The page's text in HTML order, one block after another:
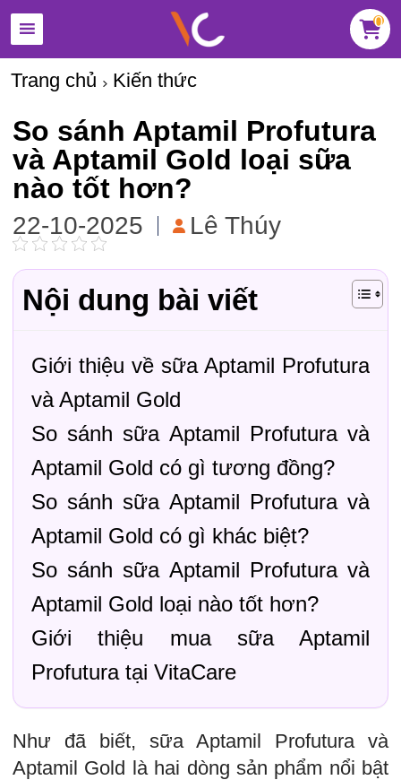
0
Trang chủ Kiến thức
So sánh Aptamil Profutura
và Aptamil Gold loại sữa
nào tốt hơn?
22-10-2025 Lê Thúy
Nội dung bài viết
Giới thiệu về sữa Aptamil Profutura
và Aptamil Gold
So sánh sữa Aptamil Profutura và
Aptamil Gold có gì tương đồng?
So sánh sữa Aptamil Profutura và
Aptamil Gold có gì khác biệt?
So sánh sữa Aptamil Profutura và
Aptamil Gold loại nào tốt hơn?
Giới thiệu mua sữa Aptamil
Profutura tại VitaCare
Như đã biết, sữa Aptamil Profutura và
Aptamil Gold là hai dòng sản phẩm nổi bật